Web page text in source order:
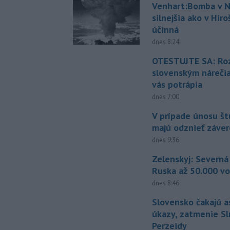
Venhart:Bomba v
silnejšia ako v
účinná
dnes 8:24
OTESTUJTE SA:
slovenským
vás potrápia
dnes 7:00
V prípade únosu
majú odznieť
dnes 9:36
Zelenskyj:
Ruska až 50.000
dnes 8:46
Slovensko čakajú
úkazy, zatmenie
Perzeidy